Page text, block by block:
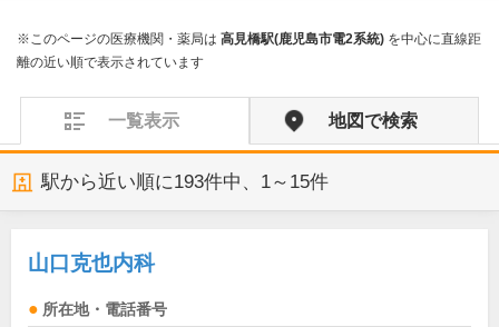
※このページの医療機関・薬局は 高見橋駅(鹿児島市電2系統) を中心に直線距
離の近い順で表示されています
一覧表示 地図で検索
駅から近い順に193件中、 1～15件
山口克也内科
所在地・電話番号